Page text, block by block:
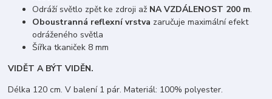
Odráží světlo zpět ke zdroji až NA VZDÁLENOST 200 m.
Oboustranná reflexní vrstva zaručuje maximální efekt
odráženého světla
Šířka tkaniček 8 mm
VIDĚT A BÝT VIDĚN.
Délka 120 cm. V balení 1 pár. Materiál: 100% polyester.